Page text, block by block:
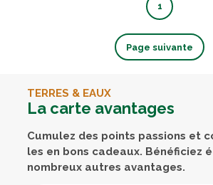
1
Page suivante
TERRES & EAUX
La carte avantages
Cumulez des points passions et
les en bons cadeaux. Bénéficiez
nombreux autres avantages.